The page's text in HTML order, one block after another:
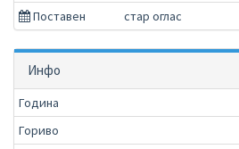
Поставен
стар оглас
Инфо
Година
Гориво